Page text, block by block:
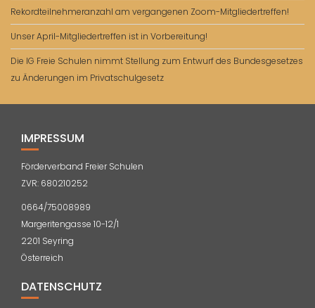
Rekordteilnehmeranzahl am vergangenen Zoom-Mitgliedertreffen!
Unser April-Mitgliedertreffen ist in Vorbereitung!
Die IG Freie Schulen nimmt Stellung zum Entwurf des Bundesgesetzes
zu Änderungen im Privatschulgesetz
IMPRESSUM
Förderverband Freier Schulen
ZVR: 680210252
0664/75008989
Margeritengasse 10-12/1
2201 Seyring
Österreich
DATENSCHUTZ